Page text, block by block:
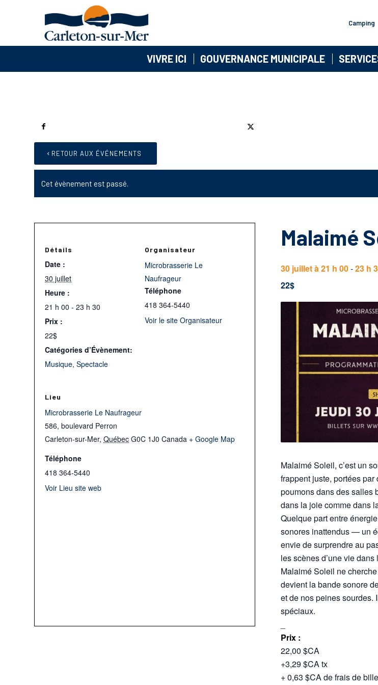
Camping
VIVRE ICI GOUVERNANCE MUNICIPALE
RETOUR AUX ÉVÉNEMENTS
Cet évènement est passé.
Malaimé
30 juillet à 21 h 00-23 h
22$
Malaimé Soleil, c’est un
frappent juste, portées par
poumons dans des salles
dans la joie comme dans
Quelque part entre
sonores inattendus — un
envie de surprendre au
les scènes d’une vie
Malaimé Soleil ne
devient la bande sonore
et de nos peines sourdes.
spéciaux.
Prix :
22,00 $CA
+3,29 $CA tx
+ 0,63 $CA de frais de
Détails
Date :
30 juillet
Heure :
21 h 00 - 23 h 30
Prix :
22$
Catégories d’Évènement:
Musique, Spectacle
Organisateur
Microbrasserie Le
Naufrageur
Téléphone
418 364-5440
Voir le site Organisateur
Lieu
Microbrasserie Le Naufrageur
586, boulevard Perron
Carleton-sur-Mer, Québec G0C 1J0 Canada + Google Map
Téléphone
418 364-5440
Voir Lieu site web